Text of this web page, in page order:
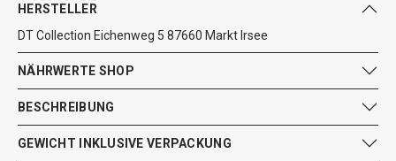
HERSTELLER
DT Collection Eichenweg 5 87660 Markt Irsee
NÄHRWERTE SHOP
BESCHREIBUNG
GEWICHT INKLUSIVE VERPACKUNG